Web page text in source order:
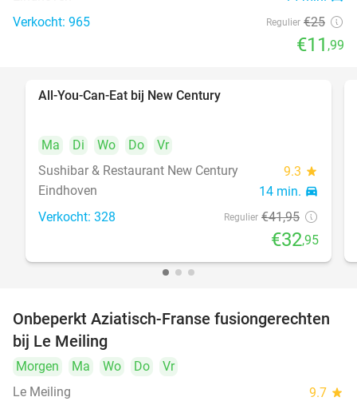
Verkocht: 965 Regulier €25
€11 ,99
All-You-Can-Eat bij New Century
Ma Di Wo Do
Vr
Sushibar & Restaurant New Century
9.3 star
Eindhoven 14 min. directions_car
Verkocht: 328 Regulier €41,95
€32,95
19%
Onbeperkt Aziatisch-Franse fusiongerechten
bij Le Meiling
Morgen Ma Wo Do
Vr
Le Meiling
9.7 star